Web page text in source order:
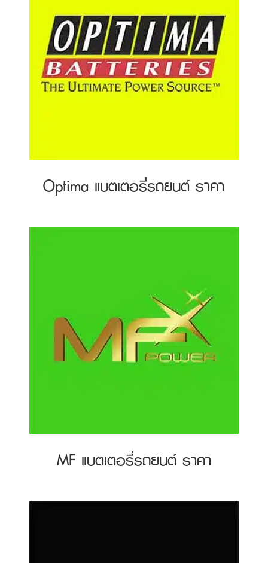
Optima แบตเตอรี่รถยนต์ ราคา
MF แบตเตอรี่รถยนต์ ราคา